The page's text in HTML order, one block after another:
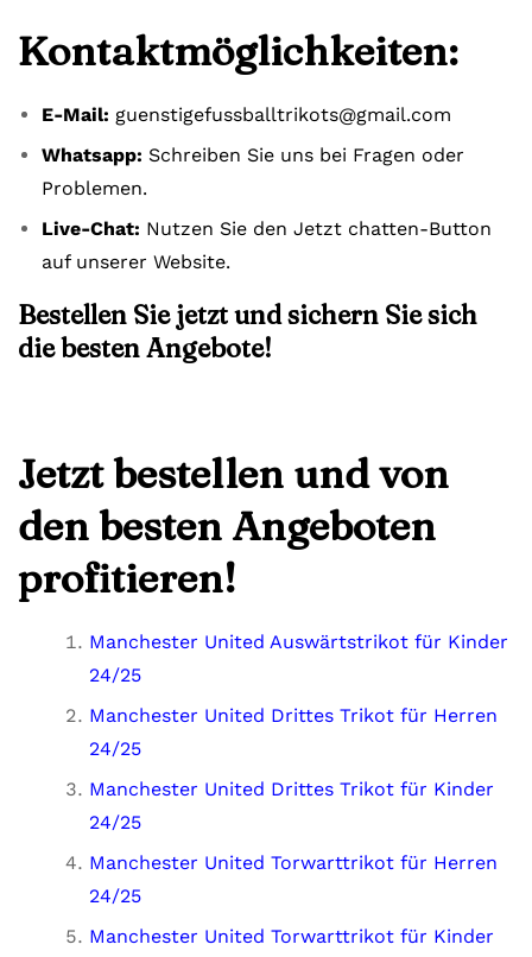
Kontaktmöglichkeiten:
E-Mail: guenstigefussballtrikots@gmail.com
Whatsapp: Schreiben Sie uns bei Fragen oder
Problemen.
Live-Chat: Nutzen Sie den Jetzt chatten-Button
auf unserer Website.
Bestellen Sie jetzt und sichern Sie sich
die besten Angebote!
Jetzt bestellen und von
den besten Angeboten
profitieren!
Manchester United Auswärtstrikot für Kinder
24/25
Manchester United Drittes Trikot für Herren
24/25
Manchester United Drittes Trikot für Kinder
24/25
Manchester United Torwarttrikot für Herren
24/25
Manchester United Torwarttrikot für Kinder